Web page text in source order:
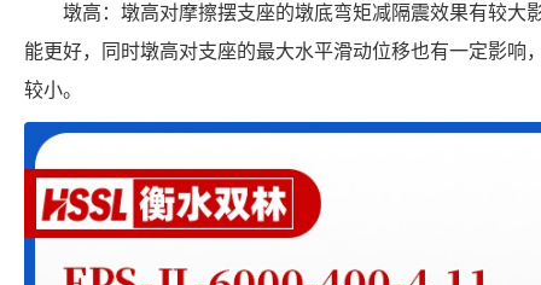
墩高：墩高对摩擦摆支座的墩底弯矩减隔震效果有较大
能更好，同时墩高对支座的最大水平滑动位移也有一定影响
较小。